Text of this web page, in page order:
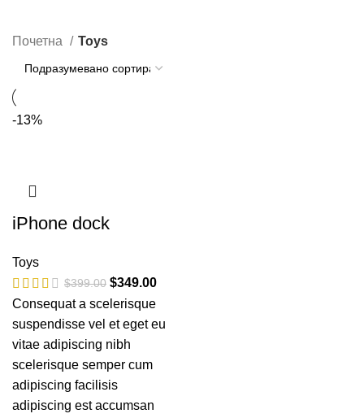
Почетна Toys
-13%
iPhone dock
Toys
$399.00 $349.00
Consequat a scelerisque
suspendisse vel et eget eu
vitae adipiscing nibh
scelerisque semper cum
adipiscing facilisis
adipiscing est accumsan